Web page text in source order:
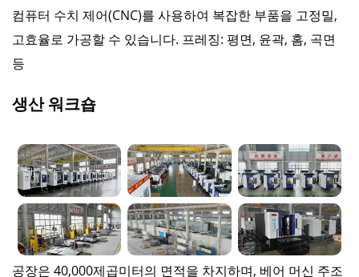
컴퓨터 수치 제어(CNC)를 사용하여 복잡한 부품을 고정밀,
고효율로 가공할 수 있습니다. 프레징: 평면, 윤곽, 홈, 곡면
등
생산 워크숍
공장은 40,000제곱미터의 면적을 차지하며, 베어 머신 주조